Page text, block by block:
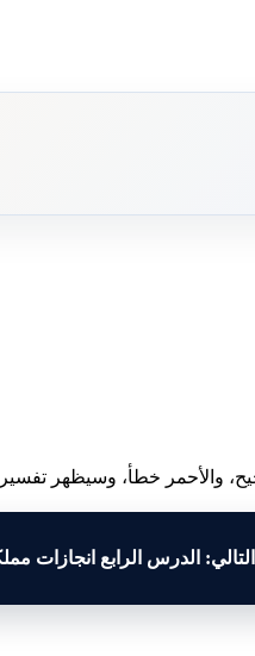
والأحمر خطأ، وسيظهر
التالي: الدرس الرابع